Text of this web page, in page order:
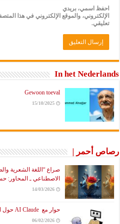
احفظ اسمي، بريدي
الإلكتروني، والموقع الإلكتروني في هذا
تعليقي.
In het Nederlands
Gewoon toeval
15/10/2025
رصاص أحمر |
صراع “اللغة الشعرية
الاصطناعي ـ المحاور:
14/03/2026
حوار مع AI Claude حول التاريخ والحقيقة
06/02/2026